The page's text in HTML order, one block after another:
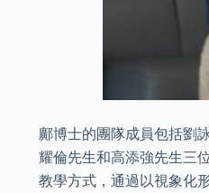
鄺博士的團隊成員包括劉
耀倫先生和高添強先生三
教學方式，通過以視象化